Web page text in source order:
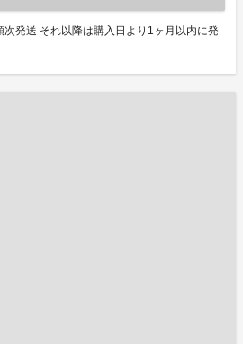
発送 それ以降は購入日より1ヶ月以内に発